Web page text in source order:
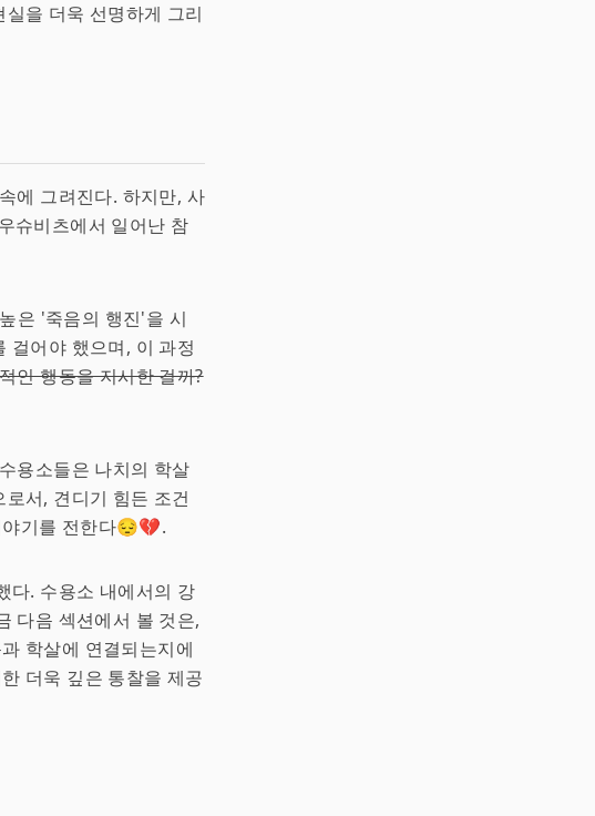
을 더욱 선명하게 그리
에 그려진다. 하지만, 사
슈비츠에서 일어난 참
은 '죽음의 행진'을 시
걸어야 했으며, 이 과정
인 행동을 지시한 걸까?
용소들은 나치의 학살
서, 견디기 힘든 조건
야기를 전한다😔💔.
다. 수용소 내에서의 강
다음 섹션에서 볼 것은,
학살에 연결되는지에
더욱 깊은 통찰을 제공